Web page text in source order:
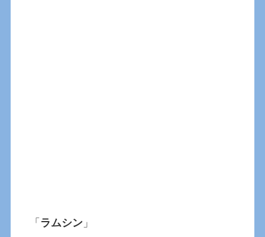
「 ラムシン 」